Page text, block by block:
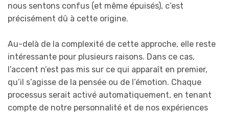
nous sentons confus (et même épuisés), c’est
précisément dû à cette origine.
Au-delà de la complexité de cette approche, elle reste
intéressante pour plusieurs raisons. Dans ce cas,
l’accent n’est pas mis sur ce qui apparaît en premier,
qu’il s’agisse de la pensée ou de l’émotion. Chaque
processus serait activé automatiquement, en tenant
compte de notre personnalité et de nos expériences